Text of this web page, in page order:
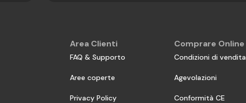
Area Clienti
FAQ & Supporto
Aree coperte
Privacy Policy
Comprare Online
Condizioni di vendita
Agevolazioni
Conformità CE